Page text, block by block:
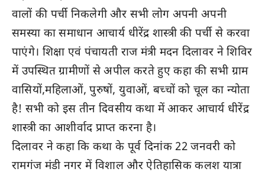
वालों की पर्ची निकलेगी और सभी लोग अपनी अपनी
समस्या का समाधान आचार्य धीरेंद्र शास्त्री की पर्ची से करवा
पाएंगे। शिक्षा एवं पंचायती राज मंत्री मदन दिलावर ने शिविर
में उपस्थित ग्रामीणों से अपील करते हुए कहा की सभी ग्राम
वासियों,महिलाओं, पुरुषों, युवाओं, बच्चों को चूल का न्योता
है! सभी को इस तीन दिवसीय कथा में आकर आचार्य धीरेंद्र
शास्त्री का आशीर्वाद प्राप्त करना है।
दिलावर ने कहा कि कथा के पूर्व दिनांक 22 जनवरी को
रामगंज मंडी नगर में विशाल और ऐतिहासिक कलश यात्रा